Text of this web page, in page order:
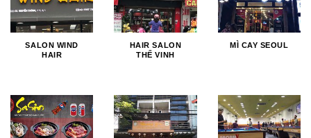
SALON WIND
HAIR
HAIR SALON
THẾ VINH
MÌ CAY SEOUL